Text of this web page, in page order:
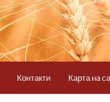
Контакти Карта на